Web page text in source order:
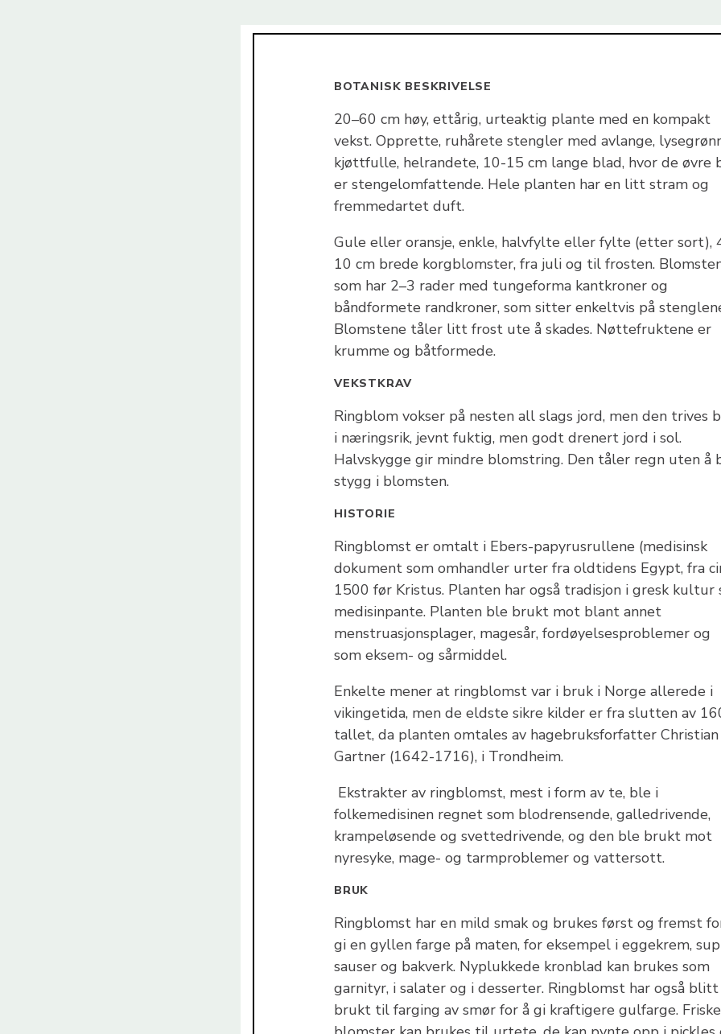
BOTANISK BESKRIVELSE
20–60 cm høy, ettårig, urteaktig plante med en kompakt
vekst. Opprette, ruhårete stengler med avlange,
kjøttfulle, helrandete, 10-15 cm lange blad, hvor de øvre
er stengelomfattende. Hele planten har en litt stram og
fremmedartet duft.
Gule eller oransje, enkle, halvfylte eller fylte (etter sort),
10 cm brede korgblomster, fra juli og til frosten.
som har 2–3 rader med tungeforma kantkroner og
båndformete randkroner, som sitter enkeltvis på
Blomstene tåler litt frost ute å skades. Nøttefruktene er
krumme og båtformede.
VEKSTKRAV
Ringblom vokser på nesten all slags jord, men den trives
i næringsrik, jevnt fuktig, men godt drenert jord i sol.
Halvskygge gir mindre blomstring. Den tåler regn uten å
stygg i blomsten.
HISTORIE
Ringblomst er omtalt i Ebers-papyrusrullene (medisinsk
dokument som omhandler urter fra oldtidens Egypt, fra
1500 før Kristus. Planten har også tradisjon i gresk kultur
medisinpante. Planten ble brukt mot blant annet
menstruasjonsplager, magesår, fordøyelsesproblemer og
som eksem- og sårmiddel.
Enkelte mener at ringblomst var i bruk i Norge allerede i
vikingetida, men de eldste sikre kilder er fra slutten av
tallet, da planten omtales av hagebruksforfatter Christian
Gartner (1642-1716), i Trondheim.
Ekstrakter av ringblomst, mest i form av te, ble i
folkemedisinen regnet som blodrensende, galledrivende,
krampeløsende og svettedrivende, og den ble brukt mot
nyresyke, mage- og tarmproblemer og vattersott.
BRUK
Ringblomst har en mild smak og brukes først og fremst
gi en gyllen farge på maten, for eksempel i eggekrem,
sauser og bakverk. Nyplukkede kronblad kan brukes som
garnityr, i salater og i desserter. Ringblomst har også blitt
brukt til farging av smør for å gi kraftigere gulfarge. Friske